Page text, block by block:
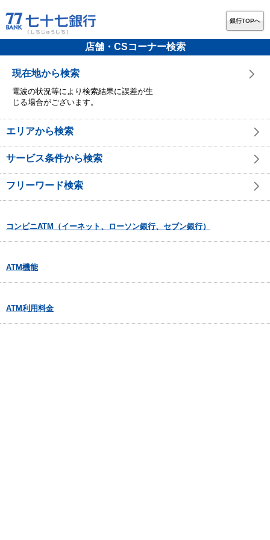
銀行TOPへ
店舗・CSコーナー検索
現在地から検索
電波の状況等により検索結果に誤差が生
じる場合がございます。
エリアから検索
サービス条件から検索
フリーワード検索
コンビニATM（イーネット、ローソン銀行、セブン銀行）
ATM機能
ATM利用料金